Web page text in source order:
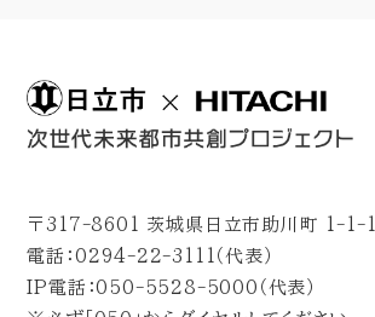
〒317-8601 茨城県日立市助川町 1-1-1
電話：0294-22-3111（代表）
IP電話：050-5528-5000（代表）